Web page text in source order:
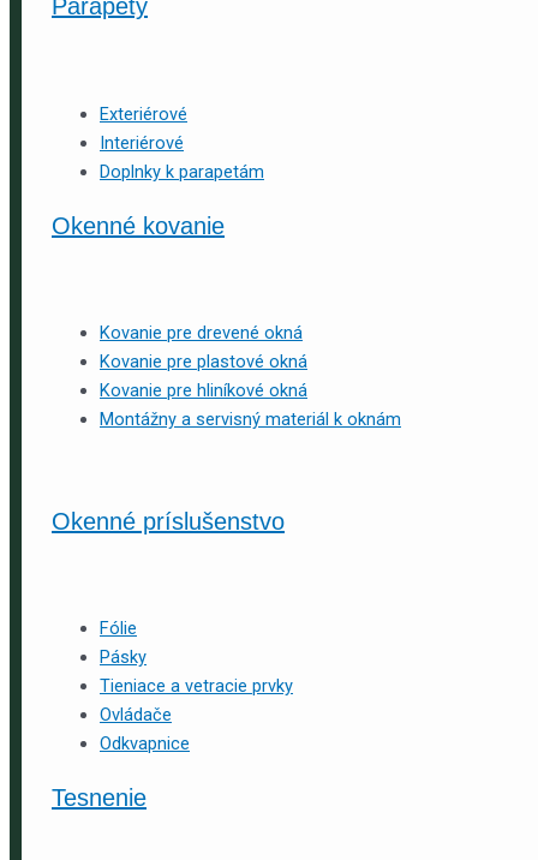
Parapety
Exteriérové
Interiérové
Doplnky k parapetám
Okenné kovanie
Kovanie pre drevené okná
Kovanie pre plastové okná
Kovanie pre hliníkové okná
Montážny a servisný materiál k oknám
Okenné príslušenstvo
Fólie
Pásky
Tieniace a vetracie prvky
Ovládače
Odkvapnice
Tesnenie